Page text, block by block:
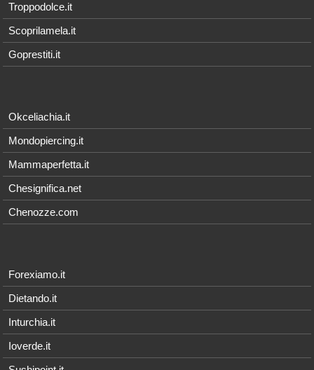
Troppodolce.it
Scoprilamela.it
Goprestiti.it
Okceliachia.it
Mondopiercing.it
Mammaperfetta.it
Chesignifica.net
Chenozze.com
Forexiamo.it
Dietando.it
Inturchia.it
Ioverde.it